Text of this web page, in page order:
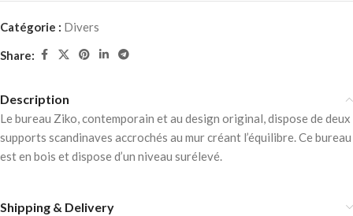
Catégorie : Divers
Share:
Description
Le bureau Ziko, contemporain et au design original, dispose de deux
supports scandinaves accrochés au mur créant l’équilibre. Ce bureau
est en bois et dispose d’un niveau surélevé.
Shipping & Delivery